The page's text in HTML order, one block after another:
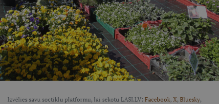
Izvēlies savu soctīklu platformu, lai sekotu LASI.LV: Facebook, X, Bluesky,